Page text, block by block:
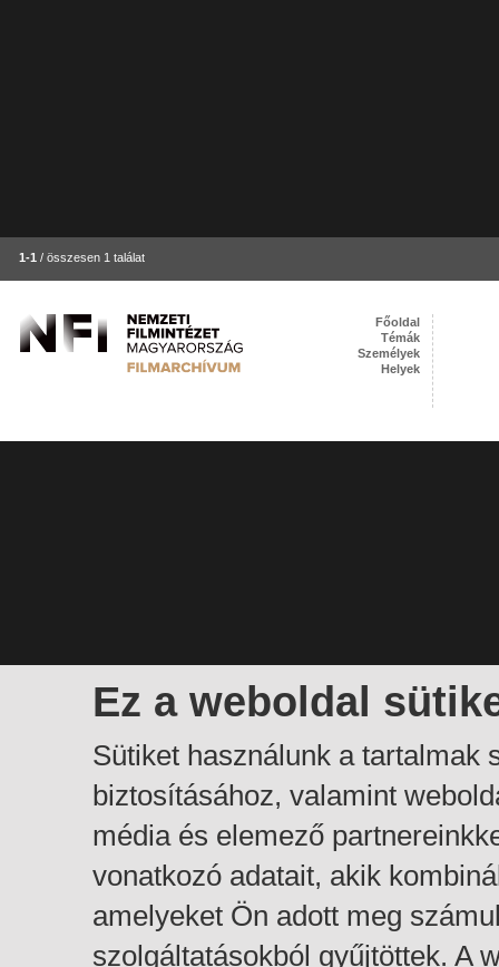
1-1 / összesen 1 találat
Ez a weboldal
Sütiket használunk a tartalmak
biztosításához, valamint
média és elemező
vonatkozó adatait, akik
amelyeket Ön adott meg
szolgáltatásokból gyűjtöttek. A
Főoldal
Témák
Személyek
Helyek